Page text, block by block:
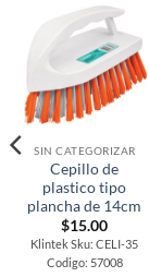
SIN CATEGORIZAR
Cepillo de
plastico tipo
plancha de 14cm
$15.00
Klintek Sku: CELI-35
Codigo: 57008